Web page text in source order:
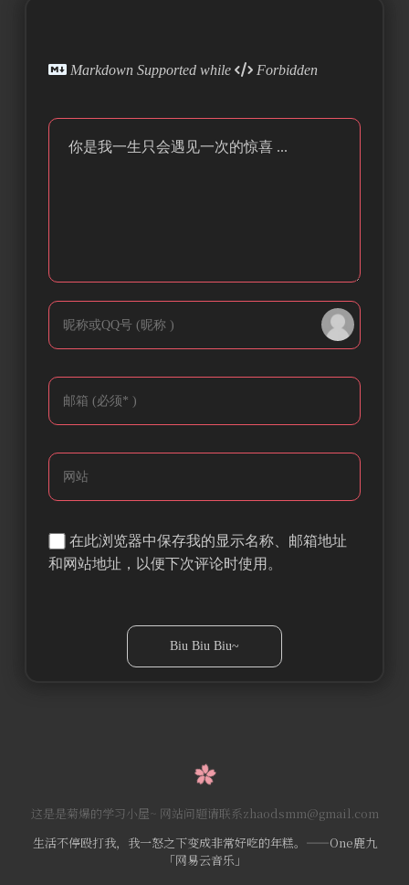
Markdown Supported while Forbidden
你是我一生只会遇见一次的惊喜 ...
在此浏览器中保存我的显示名称、邮箱地址
和网站地址，以便下次评论时使用。
这是是菊爆的学习小屋~ 网站问题请联系zhaodsmm@gmail.com
生活不停殴打我，我一怒之下变成非常好吃的年糕。——One鹿九
「网易云音乐」